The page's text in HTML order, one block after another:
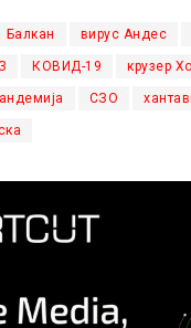
Балкан вирус Андес
КОВИД-19 крузер
СЗО